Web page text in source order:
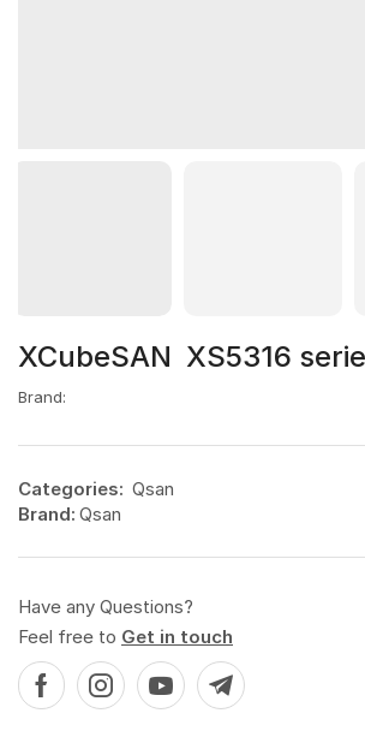
XCubeSAN XS5316
Brand:
Categories: Qsan
Brand: Qsan
Have any Questions?
Feel free to Get in touch